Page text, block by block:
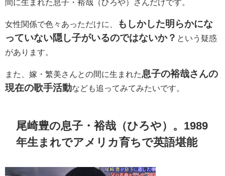
間に生まれた息子・ 裕哉（ひろや）さんだけです。
女性関係で色々あっただけに、
もしかした明らかにな
っていない隠し子がいるのではないか？ という疑惑
があります。
また、嫁・繁美さんとの間に生まれた息子の裕哉さんの
現在の歌手活動なども追ってみてみたいです。
尾崎豊の息子・裕哉（ひろや）。1989
年生まれでアメリカ育ちで英語堪能